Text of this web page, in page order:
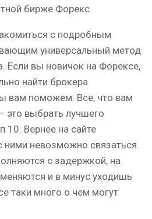
бирже Форекс.
с подробным
универсальный метод
Если вы новичок на Форексе,
найти брокера
вам поможем. Все, что вам
это выбрать лучшего
10. Вернее на сайте
ними невозможно связаться.
с задержкой, на
и в минус уходишь
таки много о чем могут